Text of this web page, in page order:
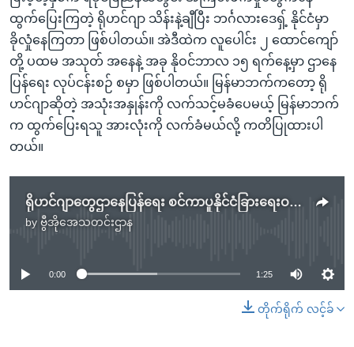
ထွက်ပြေးကြတဲ့ ရိုဟင်ဂျာ သိန်းနဲ့ချီပြီး ဘင်္ဂလားဒေရှ့် နိုင်ငံမှာ
ခိုလှုံနေကြတာ ဖြစ်ပါတယ်။ အဲဒီထဲက လူပေါင်း ၂ ထောင်ကျော်
တို့ ပထမ အသုတ် အနေနဲ့ အခု နိုဝင်ဘာလ ၁၅ ရက်နေ့မှာ ဌာနေ
ပြန်ရေး လုပ်ငန်းစဉ် စမှာ ဖြစ်ပါတယ်။ မြန်မာဘက်ကတော့ ရို
ဟင်ဂျာဆိုတဲ့ အသုံးအနှုန်းကို လက်သင့်မခံပေမယ့် မြန်မာဘက်
က ထွက်ပြေးရသူ အားလုံးကို လက်ခံမယ်လို့ ကတိပြုထားပါ
တယ်။
ရိုဟင်ဂျာတွေဌာနေပြန်ရေး စင်ကာပူနိုင်ငံခြားရေးဝန်ကြီး ဆွေးနွေး
by ဗွီအိုအေသတင်းဌာန
No media source currently available
0:00 1:25
တိုက်ရိုက် လင့်ခ်